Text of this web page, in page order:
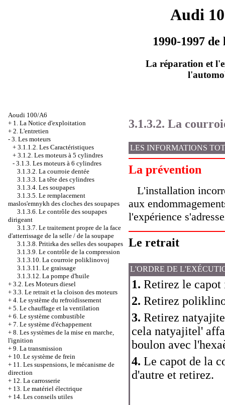
Audi
1990-1997
La réparation et
Aoudi 100/A6
+ 1. La Notice d'exploitation
+ 2. L'entretien
- 3. Les moteurs
+ 3.1.1.2. Les Caractéristiques
+ 3.1.2. Les moteurs à 5 cylindres
- 3.1.3. Les moteurs à 6 cylindres
3.1.3.2. La courroie dentée
3.1.3.3. La tête des cylindres
3.1.3.4. Les soupapes
3.1.3.5. Le remplacement
maslos'emnykh des cloches des soupapes
3.1.3.6. Le contrôle des soupapes
dirigeant
3.1.3.7. Le traitement propre de la face
d'atterrissage de la selle / de la soupape
3.1.3.8. Pritirka des selles des soupapes
3.1.3.9. Le contrôle de la compression
3.1.3.10. La courroie poliklinovoj
3.1.3.11. Le graissage
3.1.3.12. La pompe d'huile
+ 3.2. Les Moteurs diesel
+ 3.3. Le retrait et la cloison des moteurs
+ 4. Le système du refroidissement
+ 5. Le chauffage et la ventilation
+ 6. Le système combustible
+ 7. Le système d'échappement
+ 8. Les systèmes de la mise en marche,
l'ignition
+ 9. La transmission
+ 10. Le système de frein
+ 11. Les suspensions, le mécanisme de
direction
+ 12. La carrosserie
+ 13. Le matériel électrique
+ 14. Les conseils utiles
3.1.3.2. La
LES INFORMATIONS
La prévention
L'installation
aux
l'expérience
Le retrait
L'ORDRE DE
1. Retirez le capot
2. Retirez
3. Retirez
cela natyajitel'
boulon avec
4. Le capot de la
d'autre et retirez.